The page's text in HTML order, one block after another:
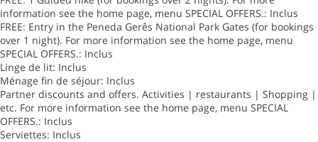
information see the home page, menu SPECIAL OFFERS.: Inclus
FREE: Entry in the Peneda Gerês National Park Gates (for bookings
over 1 night). For more information see the home page, menu
SPECIAL OFFERS.: Inclus
Linge de lit: Inclus
Ménage fin de séjour: Inclus
Partner discounts and offers. Activities | restaurants | Shopping |
etc. For more information see the home page, menu SPECIAL
OFFERS.: Inclus
Serviettes: Inclus